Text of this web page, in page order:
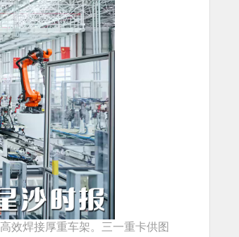
效焊接厚重车架。三一重卡供图